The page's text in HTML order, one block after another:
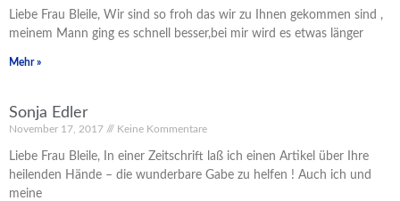
Liebe Frau Bleile, Wir sind so froh das wir zu Ihnen gekommen sind ,
meinem Mann ging es schnell besser,bei mir wird es etwas länger
Mehr »
Sonja Edler
November 17, 2017 Keine Kommentare
Liebe Frau Bleile, In einer Zeitschrift laß ich einen Artikel über Ihre
heilenden Hände – die wunderbare Gabe zu helfen ! Auch ich und
meine